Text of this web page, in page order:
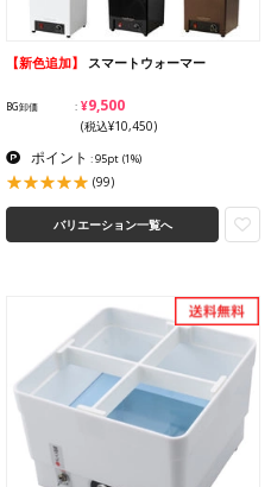
【新色追加】 スマートウォーマー
BG卸価 ¥9,500
(税込¥10,450)
ポイント : 95pt (1%)
(99)
バリエーション一覧へ